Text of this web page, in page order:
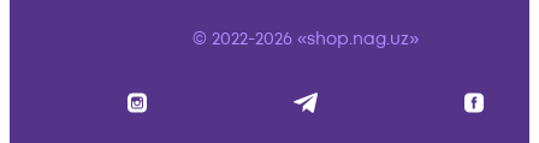
© 2022-2026 «shop.nag.uz»